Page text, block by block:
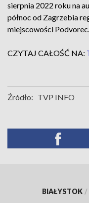
sierpnia 2022 roku na
północ od Zagrzebia
miejscowości Podvorec.
CZYTAJ CAŁOŚĆ NA:
Źródło: TVP INFO
BIAŁYSTOK /